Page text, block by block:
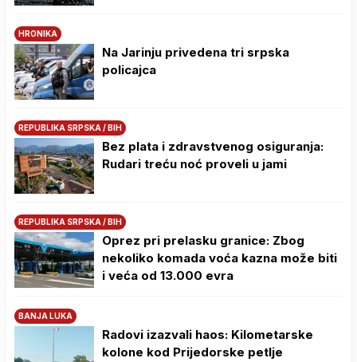
HRONIKA
Na Јarinju privedena tri srpska
policajca
REPUBLIKA SRPSKA / BIH
Bez plata i zdravstvenog osiguranja:
Rudari treću noć proveli u jami
REPUBLIKA SRPSKA / BIH
Oprez pri prelasku granice: Zbog
nekoliko komada voća kazna može biti
i veća od 13.000 evra
BANJA LUKA
Radovi izazvali haos: Kilometarske
kolone kod Prijedorske petlje